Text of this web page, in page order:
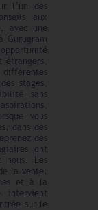
l’un des
aux
avec une
Gurugram
étrangers.
stages.
sans
vous
dans des
des
ont
nous. Les
la vente,
et à la
intervient
sur le